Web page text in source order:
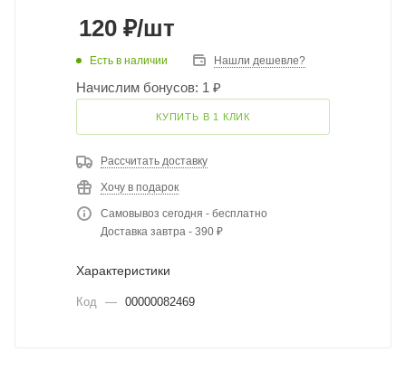
120 ₽/шт
Есть в наличии Нашли дешевле?
Начислим бонусов: 1 ₽
КУПИТЬ В 1 КЛИК
Рассчитать доставку
Хочу в подарок
Самовывоз сегодня - бесплатно
Доставка завтра - 390 ₽
Характеристики
Код — 00000082469